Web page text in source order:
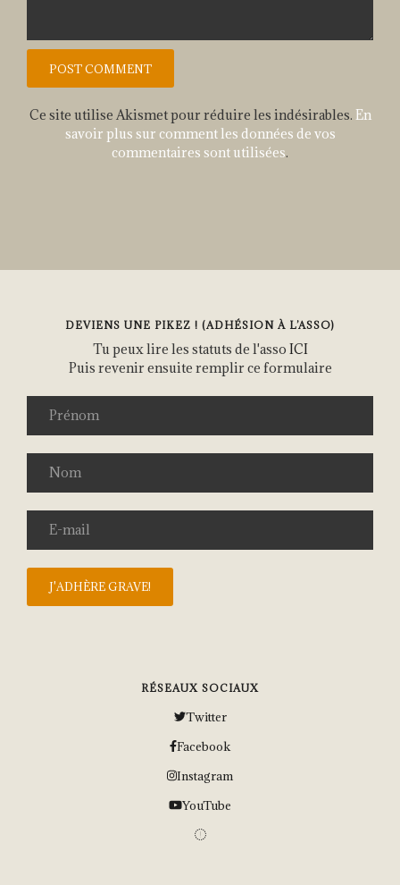
Ce site utilise Akismet pour réduire les indésirables. En
savoir plus sur comment les données de vos
commentaires sont utilisées.
DEVIENS UNE PIKEZ ! (ADHÉSION À L’ASSO)
Tu peux lire les statuts de l'asso ICI
Puis revenir ensuite remplir ce formulaire
RÉSEAUX SOCIAUX
Twitter
Facebook
Instagram
YouTube